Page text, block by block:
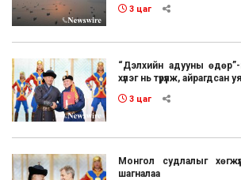
3 цаг
“Дэлхийн адууны
хүлэг нь түрүүлж,
3 цаг
Монгол судлалыг
шагналаа